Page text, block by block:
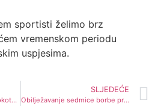
sportisti želimo brz
vremenskom periodu
uspjesima.
Edukacija učenika u OŠ “Klokotnica”
SLJEDEĆE
Obilježavanje sedmice borbe protiv raka grlića maternice